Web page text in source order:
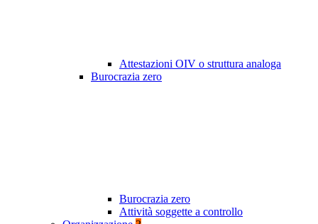
Attestazioni OIV o struttura analoga
Burocrazia zero
Burocrazia zero
Attività soggette a controllo